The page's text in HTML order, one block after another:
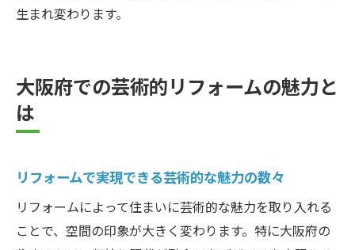
生まれ変わります。
大阪府での芸術的リフォームの魅力と
は
リフォームで実現できる芸術的な魅力の数々
リフォームによって住まいに芸術的な魅力を取り入れる
ことで、空間の印象が大きく変わります。特に大阪府の